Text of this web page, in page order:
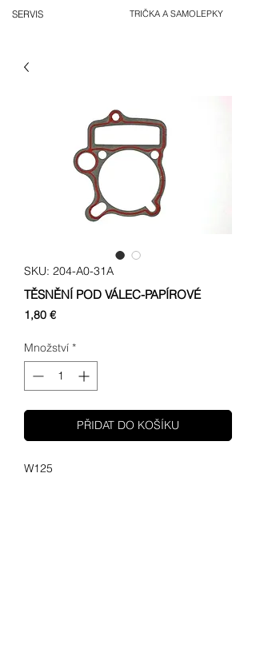
SERVIS TRIČKA A SAMOLEPKY
SKU: 204-A0-31A
TĚSNĚNÍ POD VÁLEC-PAPÍROVÉ
1,80 €Cena
Množství *
PŘIDAT DO KOŠÍKU
W125